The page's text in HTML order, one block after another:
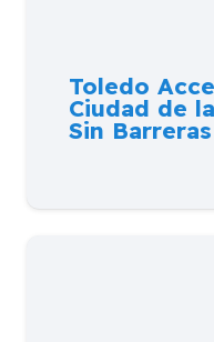
Toledo
Ciudad de
Sin Barreras